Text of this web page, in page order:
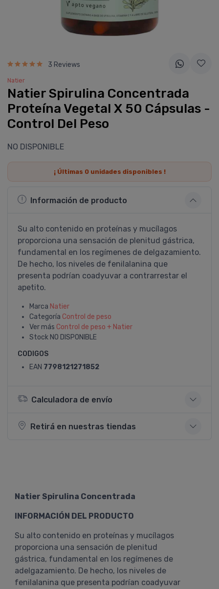
3 Reviews
Natier
Natier Spirulina Concentrada
Proteí­na Vegetal X 50 Cápsulas -
Control Del Peso
NO DISPONIBLE
¡ Últimas 0unidades disponibles !
Información de producto
Su alto contenido en proteí­nas y mucí­lagos
proporciona una sensación de plenitud gástrica,
fundamental en los regí­menes de delgazamiento.
De hecho, los niveles de fenilalanina que
presenta podrí­an coadyuvar a contrarrestar el
apetito.
Marca Natier
Categoría Control de peso
Ver más Control de peso + Natier
Stock NO DISPONIBLE
CODIGOS
EAN 7798121271852
Calculadora de envío
Retirá en nuestras tiendas
Natier Spirulina Concentrada
INFORMACIÓN DEL PRODUCTO
Su alto contenido en proteínas y mucílagos
proporciona una sensación de plenitud
gástrica, fundamental en los regímenes de
adelgazamiento. De hecho, los niveles de
fenilalanina que presenta podrían coadyuvar